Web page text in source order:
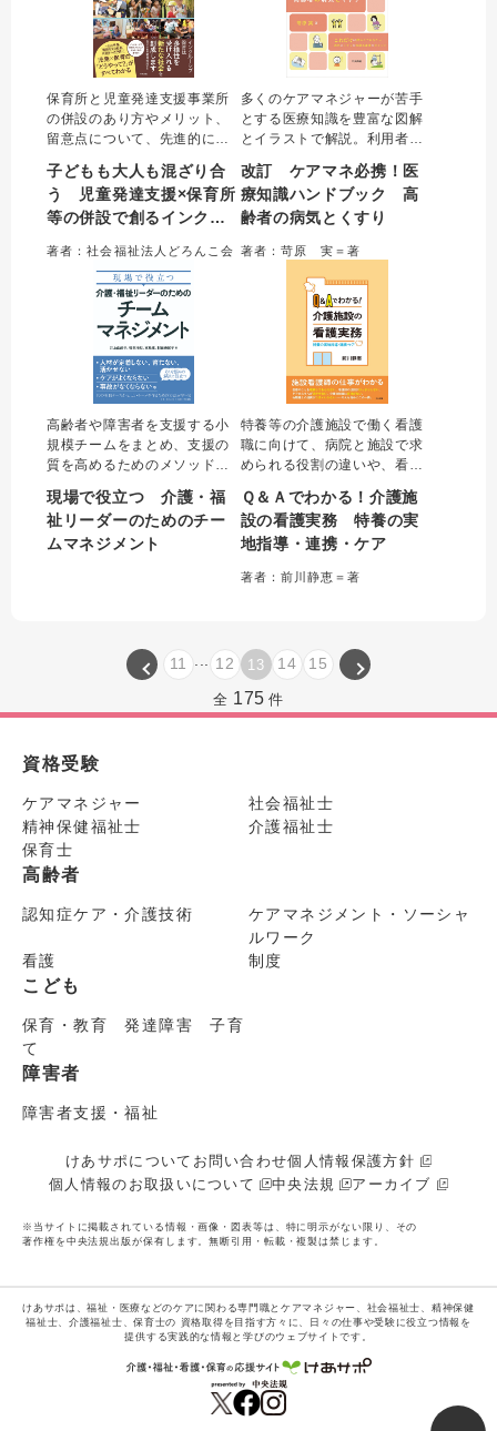
保育所と児童発達支援事業所
の併設のあり方やメリット、
留意点について、先進的に併
祉法人どろんこ会の事例を通
して解説する。障害の有無に
かかわらず子どもたちがとも
力を育む姿や、そのための保
育の工夫を示す。
子どもも大人も混ざり合
う 児童発達支援×保育所
等の併設で創るインクル
著者：社会福祉法人どろんこ会
多くのケアマネジャーが苦手
とする医療知識を豊富な図解
とイラストで解説。利用者へ
必要な病気の知識とあわせ
て、医師や看護師との連携の
ポイント、よく使われる薬の
ど近年のトピックも収載した
「入門書」に最適の一冊。
改訂 ケアマネ必携！医
療知識ハンドブック 高
齢者の病気とくすり
著者：苛原 実＝著
高齢者や障害者を支援する小
規模チームをまとめ、支援の
質を高めるためのメソッドが
するための方法を、基本的考
え方、リーダー論、人材育
成、チーム運営の４つの視点
現場で役立つ 介護・福
祉リーダーのためのチー
ムマネジメント
特養等の介護施設で働く看護
職に向けて、病院と施設で求
められる役割の違いや、看取
の連携やラポール形成など、
日常業務に関するコツをQ＆A
形式で解説した。協働する介
導にかかわる様式記入例も多
Ｑ＆Ａでわかる！介護施
設の看護実務 特養の実
地指導・連携・ケア
著者：前川静恵＝著
11 12 13 14 15
全 175 件
資格受験
ケアマネジャー
社会福祉士
精神保健福祉士
介護福祉士
保育士
高齢者
認知症ケア・介護技術
ケアマネジメント・ソーシャ
ルワーク
看護
制度
こども
保育・教育 発達障害 子育
て
障害者
障害者支援・福祉
けあサポについて お問い合わせ個人情報保護方針
個人情報のお取扱いについて
中央法規 アーカイブ
※当サイトに掲載されている情報・画像・図表等は、特に明示がない限り、その
著作権を中央法規出版が保有します。無断引用・転載・複製は禁じます。
けあサポは、福祉・医療などのケアに関わる専門職とケアマネジャー、社会福祉士、精神保健
福祉士、介護福祉士、保育士の 資格取得を目指す方々に、日々の仕事や受験に役立つ情報を
提供する実践的な情報と学びのウェブサイトです。